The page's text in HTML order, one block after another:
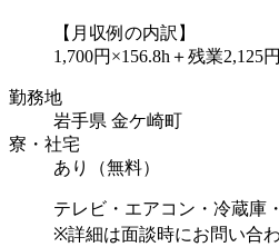
【月収例の内訳】
1,700円×156.8h＋残業2,125
勤務地
岩手県 金ケ崎町
寮・社宅
あり（無料）
テレビ・エアコン・冷蔵庫
※詳細は面談時にお問い合